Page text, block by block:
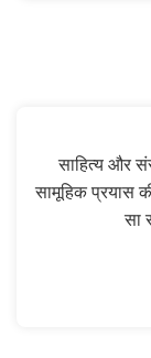
साहित्य और
सामूहिक प्रयास
सा